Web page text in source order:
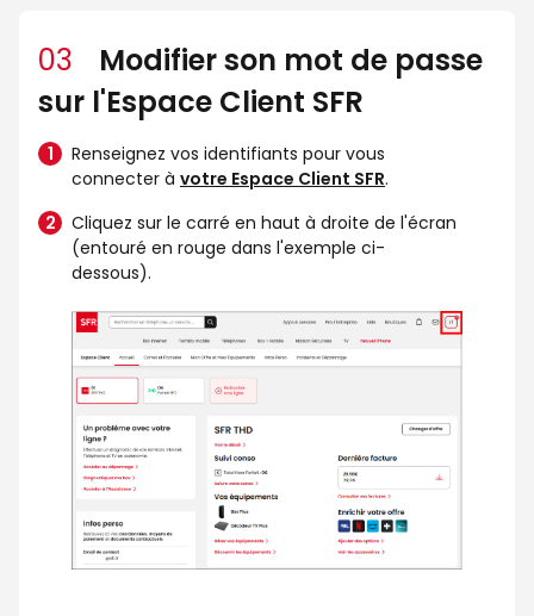
03
Modifier son mot de passe
sur l'Espace Client SFR
Renseignez vos identifiants pour vous
connecter à votre Espace Client SFR.
Cliquez sur le carré en haut à droite de l'écran
(entouré en rouge dans l'exemple ci-
dessous).